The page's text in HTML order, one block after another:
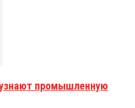
промышленную